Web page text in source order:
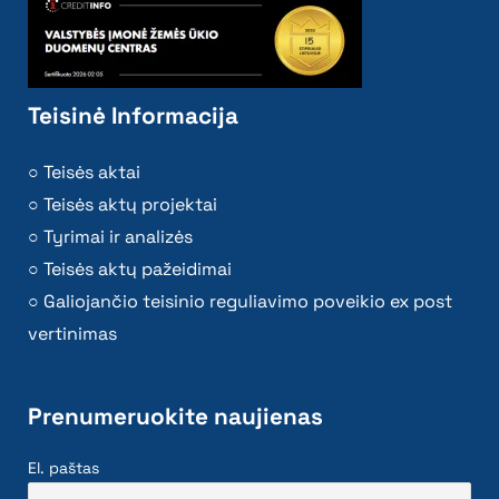
Teisinė Informacija
Teisės aktai
Teisės aktų projektai
Tyrimai ir analizės
Teisės aktų pažeidimai
Galiojančio teisinio reguliavimo poveikio ex post
vertinimas
Prenumeruokite naujienas
El. paštas